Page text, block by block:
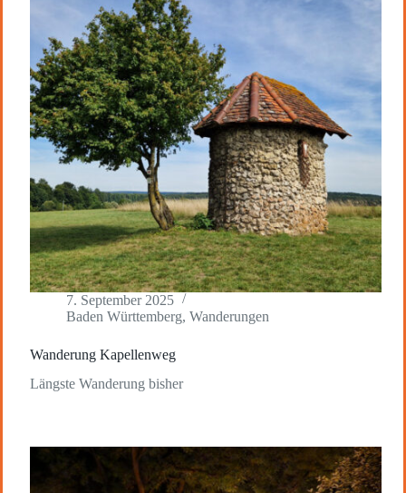
7. September 2025
Baden Württemberg, Wanderungen
Wanderung Kapellenweg
Längste Wanderung bisher